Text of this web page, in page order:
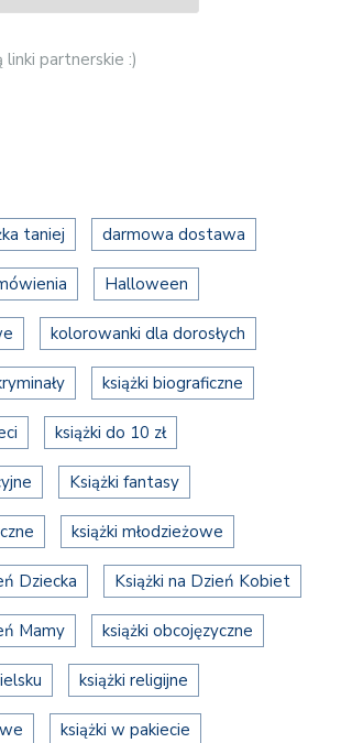
partnerskie :)
taniej darmowa dostawa
Halloween
kolorowanki dla dorosłych
książki biograficzne
książki do 10 zł
Książki fantasy
książki młodzieżowe
Dziecka Książki na Dzień Kobiet
Mamy książki obcojęzyczne
książki religijne
książki w pakiecie